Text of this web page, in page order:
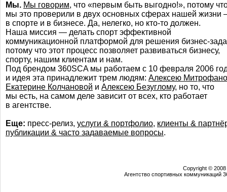
Мы. Мы говорим, что «первым быть выгодно!», потому
мы это проверили в двух основных сферах нашей жизни
в спорте и в бизнесе. Да, нелегко, но кто-то должен.
Наша миссия — делать спорт эффективной
коммуникационной платформой для решения бизнес-
потому что этот процесс позволяет развиваться бизнесу,
спорту, нашим клиентам и нам.
Под брендом 360SCA мы работаем с 10 февраля 2006
и идея эта принадлежит трем людям: Алексею
Екатерине Колчановой и Алексею Безуглому, но то, что
мы есть, на самом деле зависит от всех, кто работает
в агентстве.
Еще: пресс-релиз, услуги & портфолио, клиенты &
публикации & часто задаваемые вопросы.
Copyright © 2008
Агентство спортивных коммуникаций